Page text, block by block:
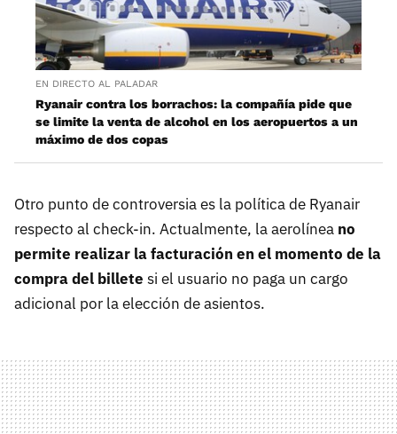
EN DIRECTO AL PALADAR
Ryanair contra los borrachos: la compañía pide que
se limite la venta de alcohol en los aeropuertos a un
máximo de dos copas
Otro punto de controversia es la política de Ryanair
respecto al check-in. Actualmente, la aerolínea no
permite realizar la facturación en el momento de la
compra del billete si el usuario no paga un cargo
adicional por la elección de asientos.